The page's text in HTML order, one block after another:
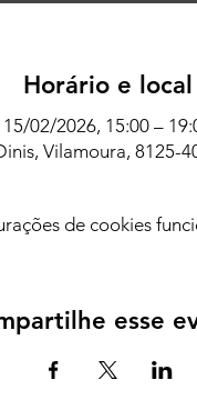
Horário e local
15/02/2026, 15:00 –
Vilamoura, 8125-
de cookies
esse